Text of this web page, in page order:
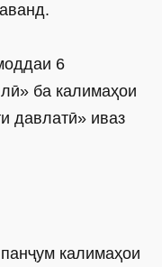
6
ба калимаҳои
давлатӣ» иваз
калимаҳои